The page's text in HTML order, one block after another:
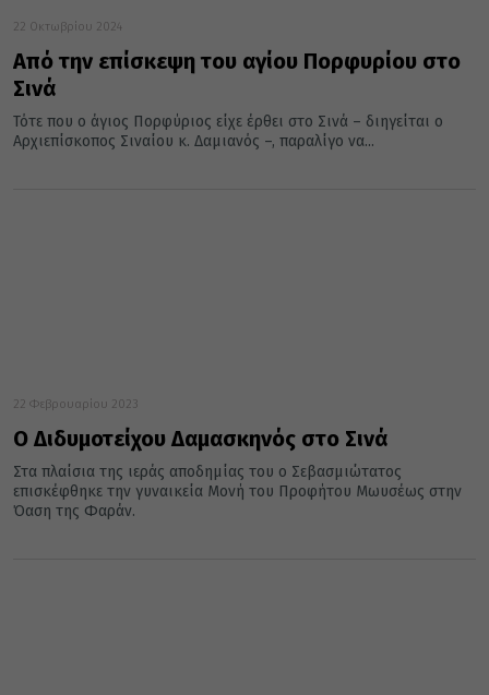
22 Οκτωβρίου 2024
Από την επίσκεψη του αγίου Πορφυρίου στο
Σινά
Τότε που ο άγιος Πορφύριος είχε έρθει στο Σινά – διηγείται ο
Αρχιεπίσκοπος Σιναίου κ. Δαμιανός –, παραλίγο να...
22 Φεβρουαρίου 2023
Ο Διδυμοτείχου Δαμασκηνός στο Σινά
Στα πλαίσια της ιεράς αποδημίας του ο Σεβασμιώτατος
επισκέφθηκε την γυναικεία Μονή του Προφήτου Μωυσέως στην
Όαση της Φαράν.